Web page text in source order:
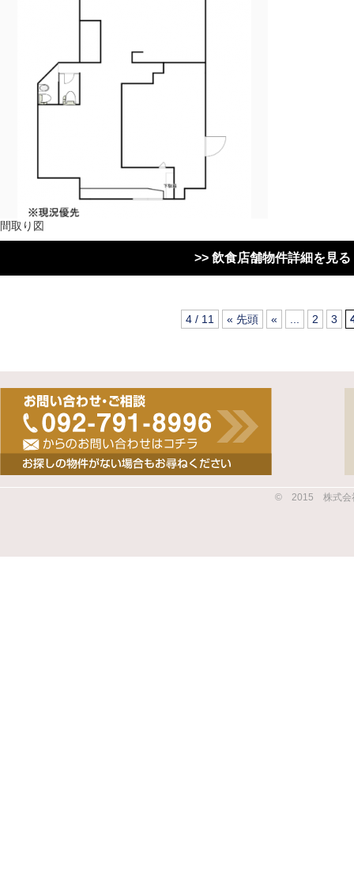
間取り図
>> 飲食店舗物件詳細を見る
4 / 11 « 先頭 « 2 3
© 2015 株式会